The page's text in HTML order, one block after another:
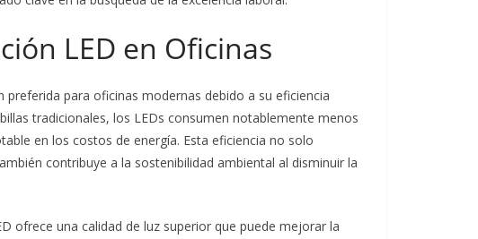
LED en Oficinas
para oficinas modernas debido a su eficiencia
tradicionales, los LEDs consumen notablemente menos
en los costos de energía. Esta eficiencia no solo
contribuye a la sostenibilidad ambiental al disminuir la
ofrece una calidad de luz superior que puede mejorar la